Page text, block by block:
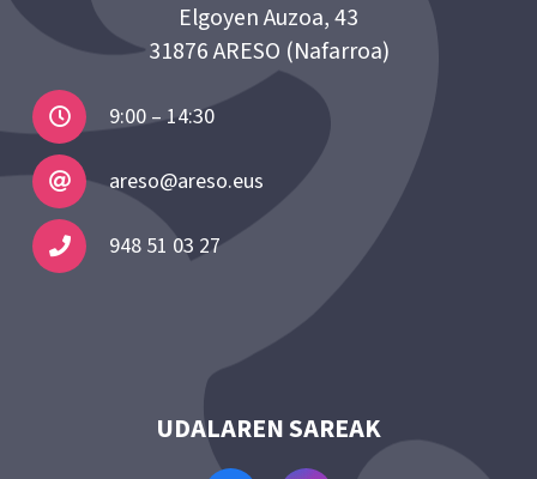
Elgoyen Auzoa, 43
31876 ARESO (Nafarroa)
9:00 – 14:30
areso@areso.eus
948 51 03 27
UDALAREN SAREAK